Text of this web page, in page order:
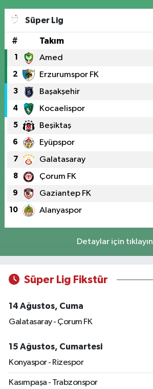
Süper Lig
# Takım
1 Amed
2 Erzurumspor FK
3 Başakşehir
4 Kocaelispor
5 Beşiktaş
6 Eyüpspor
7 Galatasaray
8 Çorum FK
9 Gaziantep FK
10 Alanyaspor
Detaylar için tıklayın
Süper Lig Fikstür
14 Ağustos, Cuma
Galatasaray - Çorum FK
15 Ağustos, Cumartesi
Konyaspor - Rizespor
Kasımpaşa - Trabzonspor